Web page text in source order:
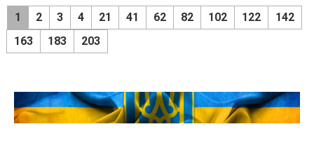
1 2 3 4 21 41 62 82 102 122
142
163
183 203